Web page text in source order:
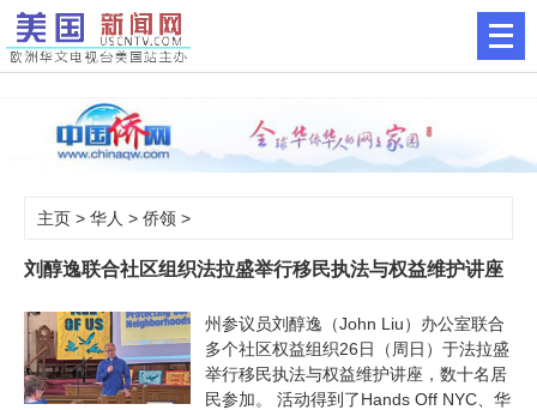
主页 > 华人 > 侨领 >
刘醇逸联合社区组织法拉盛举行移民执法与权益维护讲座
州参议员刘醇逸（John Liu）办公室联合
多个社区权益组织26日（周日）于法拉盛
举行移民执法与权益维护讲座，数十名居
民参加。 活动得到了Hands Off NYC、华